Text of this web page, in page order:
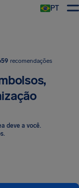
PT
recomendações
deve a você.